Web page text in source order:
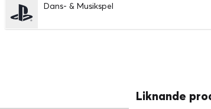
Dans- & Musikspel
Liknande